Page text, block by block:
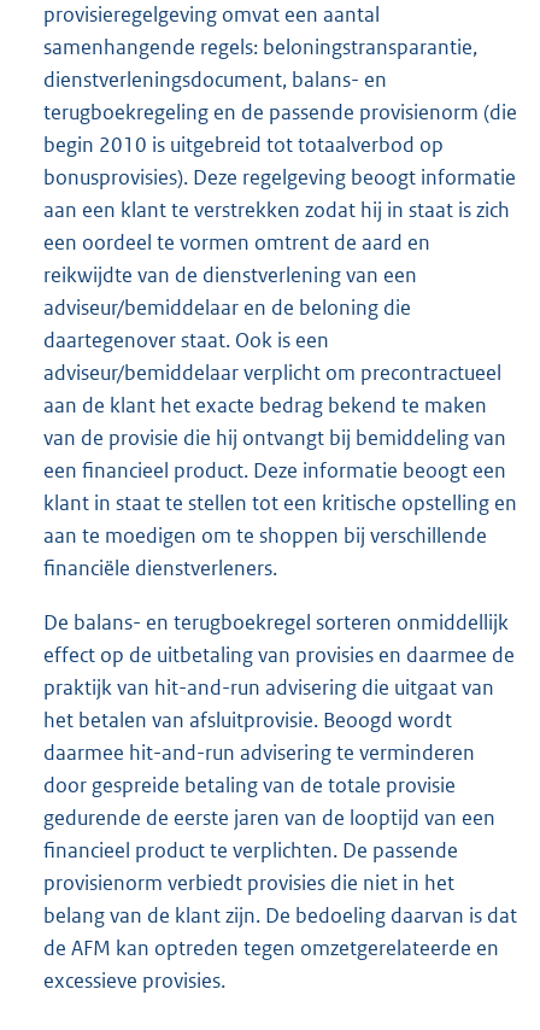
provisieregelgeving omvat een aantal
samenhangende regels: beloningstransparantie,
dienstverleningsdocument, balans- en
terugboekregeling en de passende provisienorm (die
begin 2010 is uitgebreid tot totaalverbod op
bonusprovisies). Deze regelgeving beoogt informatie
aan een klant te verstrekken zodat hij in staat is zich
een oordeel te vormen omtrent de aard en
reikwijdte van de dienstverlening van een
adviseur/bemiddelaar en de beloning die
daartegenover staat. Ook is een
adviseur/bemiddelaar verplicht om precontractueel
aan de klant het exacte bedrag bekend te maken
van de provisie die hij ontvangt bij bemiddeling van
een financieel product. Deze informatie beoogt een
klant in staat te stellen tot een kritische opstelling en
aan te moedigen om te shoppen bij verschillende
financiële dienstverleners.
De balans- en terugboekregel sorteren onmiddellijk
effect op de uitbetaling van provisies en daarmee de
praktijk van hit-and-run advisering die uitgaat van
het betalen van afsluitprovisie. Beoogd wordt
daarmee hit-and-run advisering te verminderen
door gespreide betaling van de totale provisie
gedurende de eerste jaren van de looptijd van een
financieel product te verplichten. De passende
provisienorm verbiedt provisies die niet in het
belang van de klant zijn. De bedoeling daarvan is dat
de AFM kan optreden tegen omzetgerelateerde en
excessieve provisies.